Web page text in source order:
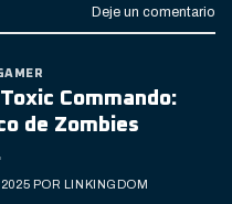
Deje un comentario
Commando:
de Zombies
POR LINKINGDOM